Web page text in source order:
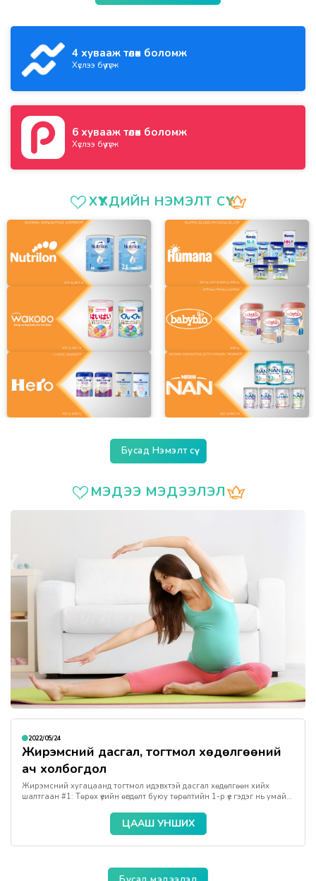
4 хувааж төлөх боломж
Хүслээ бүү түгж
6 хувааж төлөх боломж
Хүслээ бүү түгж
ХҮҮХДИЙН НЭМЭЛТ СҮҮ
Бусад Нэмэлт сүү
МЭДЭЭ МЭДЭЭЛЭЛ
Жирэмсний дасгал, тогтмол хөдөлгөөний
ач холбогдол
2022/05/24
Жирэмсний хугацаанд тогтмол идэвхтэй дасгал хөдөлгөөн хийх
шалтгаан #1: Төрөх үеийн өвдөлт буюу төрөлтийн 1-р үе гэдэг нь умайн
ЦААШ УНШИХ